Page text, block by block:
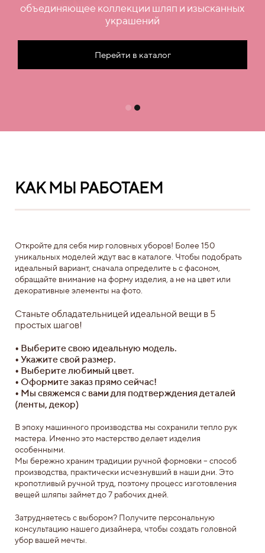
объединяющее коллекции шляп и изысканных
украшений
Перейти в каталог
КАК МЫ РАБОТАЕМ
Откройте для себя мир головных уборов! Более 150
уникальных моделей ждут вас в каталоге. Чтобы подобрать
идеальный вариант, сначала определите ь с фасоном,
обращайте внимание на форму изделия, а не на цвет или
декоративные элементы на фото.
Станьте обладательницей идеальной вещи в 5
простых шагов!
• Выберите свою идеальную модель.
• Укажите свой размер.
• Выберите любимый цвет.
• Оформите заказ прямо сейчас!
• Мы свяжемся с вами для подтверждения деталей
(ленты, декор)
В эпоху машинного производства мы сохранили тепло рук
мастера. Именно это мастерство делает изделия
особенными.
Мы бережно храним традиции ручной формовки – способ
производства, практически исчезнувший в наши дни. Это
кропотливый ручной труд, поэтому процесс изготовления
вещей шляпы займет до 7 рабочих дней.
Затрудняетесь с выбором? Получите персональную
консультацию нашего дизайнера, чтобы создать головной
убор вашей мечты.